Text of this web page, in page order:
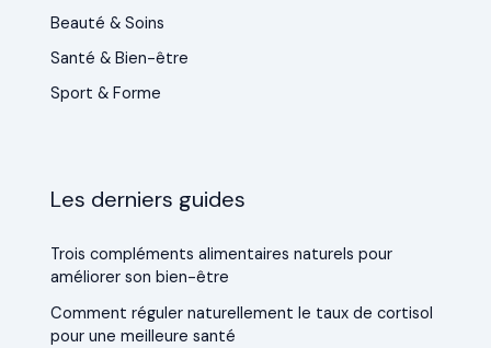
Beauté & Soins
Santé & Bien-être
Sport & Forme
Les derniers guides
Trois compléments alimentaires naturels pour
améliorer son bien-être
Comment réguler naturellement le taux de cortisol
pour une meilleure santé